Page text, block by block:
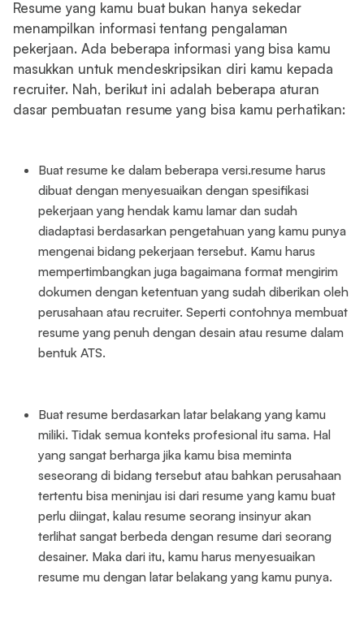
Resume yang kamu buat bukan hanya sekedar
menampilkan informasi tentang pengalaman
pekerjaan. Ada beberapa informasi yang bisa kamu
masukkan untuk mendeskripsikan diri kamu kepada
recruiter. Nah, berikut ini adalah beberapa aturan
dasar pembuatan resume yang bisa kamu perhatikan:
Buat resume ke dalam beberapa versi.resume harus
dibuat dengan menyesuaikan dengan spesifikasi
pekerjaan yang hendak kamu lamar dan sudah
diadaptasi berdasarkan pengetahuan yang kamu punya
mengenai bidang pekerjaan tersebut. Kamu harus
mempertimbangkan juga bagaimana format mengirim
dokumen dengan ketentuan yang sudah diberikan oleh
perusahaan atau recruiter. Seperti contohnya membuat
resume yang penuh dengan desain atau resume dalam
bentuk ATS.
Buat resume berdasarkan latar belakang yang kamu
miliki. Tidak semua konteks profesional itu sama. Hal
yang sangat berharga jika kamu bisa meminta
seseorang di bidang tersebut atau bahkan perusahaan
tertentu bisa meninjau isi dari resume yang kamu buat
perlu diingat, kalau resume seorang insinyur akan
terlihat sangat berbeda dengan resume dari seorang
desainer. Maka dari itu, kamu harus menyesuaikan
resume mu dengan latar belakang yang kamu punya.